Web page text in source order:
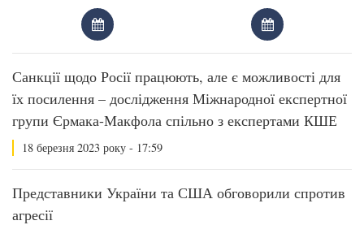
Санкції щодо Росії працюють, але є можливості для
їх посилення – дослідження Міжнародної експертної
групи Єрмака-Макфола спільно з експертами КШЕ
18 березня 2023 року - 17:59
Представники України та США обговорили спротив
агресії